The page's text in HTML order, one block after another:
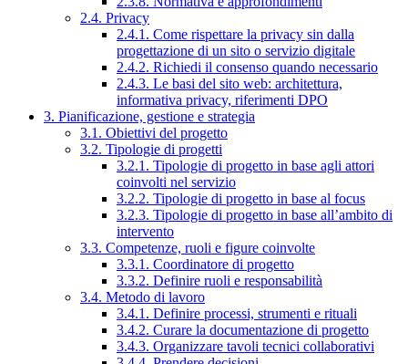
2.4. Privacy
2.4.1. Come rispettare la privacy sin dalla
progettazione di un sito o servizio digitale
2.4.2. Richiedi il consenso quando necessario
2.4.3. Le basi del sito web: architettura,
informativa privacy, riferimenti DPO
3. Pianificazione, gestione e strategia
3.1. Obiettivi del progetto
3.2. Tipologie di progetti
3.2.1. Tipologie di progetto in base agli attori
coinvolti nel servizio
3.2.2. Tipologie di progetto in base al focus
3.2.3. Tipologie di progetto in base all’ambito di
intervento
3.3. Competenze, ruoli e figure coinvolte
3.3.1. Coordinatore di progetto
3.3.2. Definire ruoli e responsabilità
3.4. Metodo di lavoro
3.4.1. Definire processi, strumenti e rituali
3.4.2. Curare la documentazione di progetto
3.4.3. Organizzare tavoli tecnici collaborativi